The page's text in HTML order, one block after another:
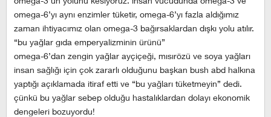
omega-6’yı aynı enzimler tüketir, omega-6’yı fazla aldığımız
zaman ihtiyacımız olan omega-3 bağırsaklardan dışkı yolu atılır.
“bu yağlar gıda emperyalizminin ürünü”
omega-6’dan zengin yağlar ayçiçeği, mısırözü ve soya yağları
insan sağlığı için çok zararlı olduğunu başkan bush abd halkına
yaptığı açıklamada itiraf etti ve “bu yağları tüketmeyin” dedi.
çünkü bu yağlar sebep olduğu hastalıklardan dolayı ekonomik
dengeleri bozuyordu!